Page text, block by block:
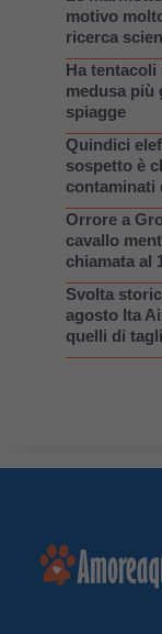
motivo
ricerca
Ha
medusa più
spiagge
Quindici
sospetto è
contaminati
Orrore a
cavallo
chiamata al
Svolta
agosto Ita
quelli di